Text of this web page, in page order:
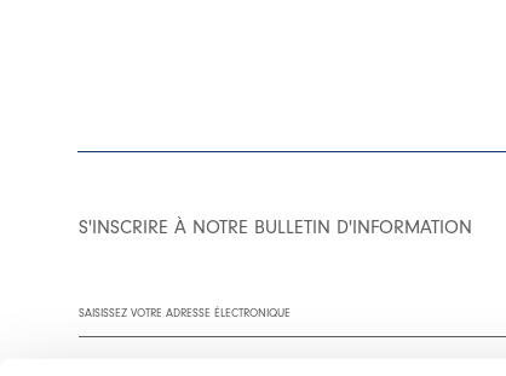
S'INSCRIRE À NOTRE BULLETIN D'INFORMATION